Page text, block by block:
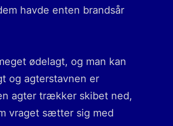
havde enten brandsår
ødelagt, og man kan
og agterstavnen er
agter trækker skibet ned,
vraget sætter sig med